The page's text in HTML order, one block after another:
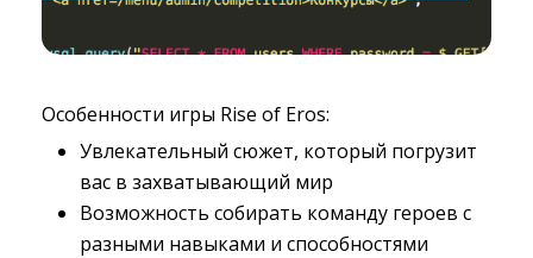
Особенности игры Rise of Eros:
Увлекательный сюжет, который погрузит
вас в захватывающий мир
Возможность собирать команду героев с
разными навыками и способностями